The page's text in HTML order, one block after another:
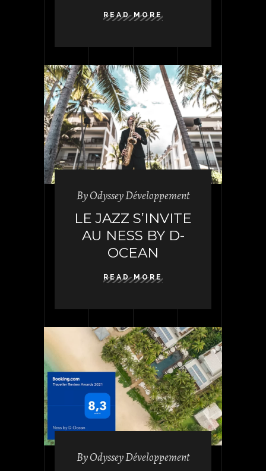
READ MORE
ByOdyssey Développement
LE JAZZ S’INVITE
AU NESS BY D-
OCEAN
READ MORE
ByOdyssey Développement